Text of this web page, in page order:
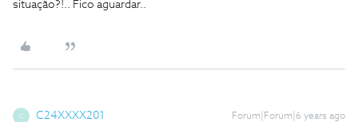
situação?!.. Fico aguardar..
C C24XXXX201 Forum|Forum|6 years ago